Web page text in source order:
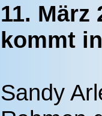
11. März
kommt
Sandy